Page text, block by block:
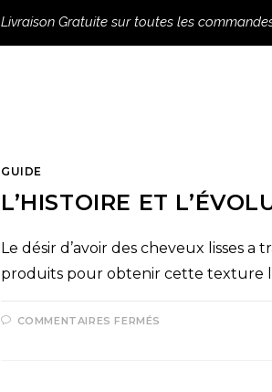
Livraison Gratuite sur toutes les
GUIDE
L’HISTOIRE ET
Le désir d’avoir des cheveux lisses
produits pour obtenir cette texture
COMMENTAIRES FERMÉS